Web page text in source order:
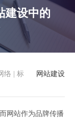
建设中的
网站建设
络
标
网站作为品牌传播